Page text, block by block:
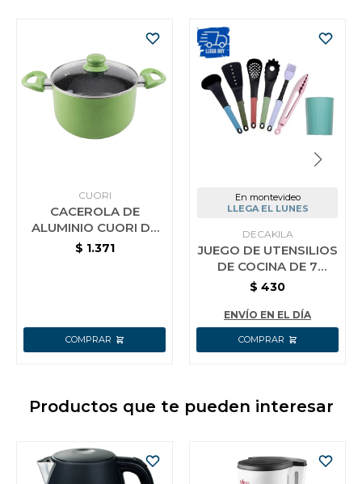
CUORI
CACEROLA DE
ALUMINIO CUORI DE
24 CM CON INTERIOR
$ 1.371
En montevideo
LLEGA EL LUNES
DECAKILA
JUEGO DE UTENSILIOS
DE COCINA DE 7
PIEZAS KMTT046B
$ 430
ENVÍO EN EL DÍA
Productos que te pueden interesar